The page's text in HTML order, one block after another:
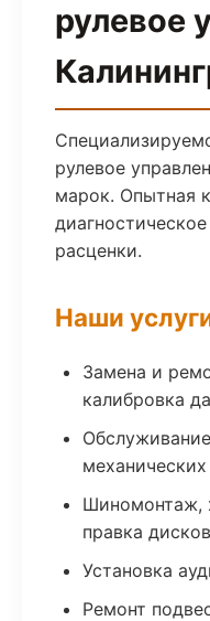
рулевое
рулевое
марок. Опытная
расценки.
Наши
Замена и
калибровка
механических
Шиномонтаж,
правка дисков
Установка
Ремонт